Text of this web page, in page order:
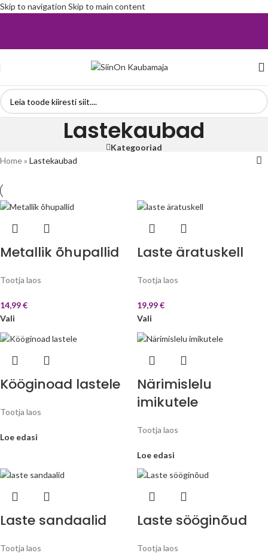
Skip to navigation Skip to main content
Lastekaubad
Kategooriad
Home» Lastekaubad
Metallik õhupallid
Tootja laos
14,99€
Vali
Laste äratuskell
Tootja laos
19,99€
Vali
Kööginoad lastele
Tootja laos
Loe edasi
Närimislelu
imikutele
Tootja laos
Loe edasi
Laste sandaalid
Tootja laos
Laste sööginõud
Tootja laos